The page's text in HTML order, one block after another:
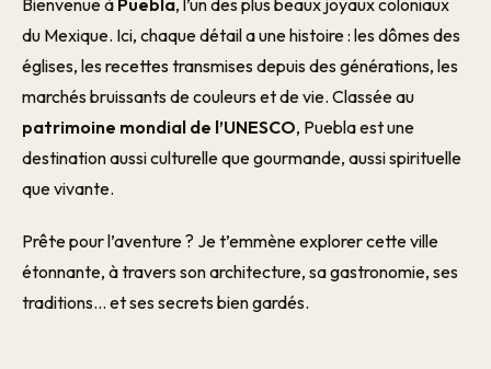
Bienvenue à Puebla, l’un des plus beaux joyaux coloniaux
du Mexique. Ici, chaque détail a une histoire : les dômes des
églises, les recettes transmises depuis des générations, les
marchés bruissants de couleurs et de vie. Classée au
patrimoine mondial de l’UNESCO, Puebla est une
destination aussi culturelle que gourmande, aussi spirituelle
que vivante.
Prêt·e pour l’aventure ? Je t’emmène explorer cette ville
étonnante, à travers son architecture, sa gastronomie, ses
traditions… et ses secrets bien gardés.